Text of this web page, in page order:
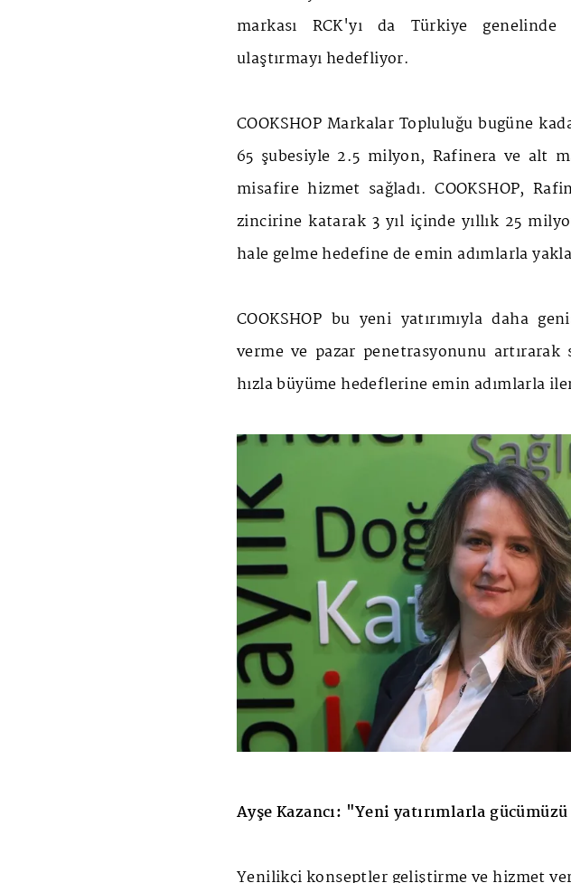
markası RCK'yı da Türkiye
ulaştırmayı hedefliyor.
COOKSHOP Markalar Topluluğu bugüne
65 şubesiyle 2.5 milyon, Rafinera ve alt
misafire hizmet sağladı. COOKSHOP,
zincirine katarak 3 yıl içinde yıllık 25
hale gelme hedefine de emin adımlarla
COOKSHOP bu yeni yatırımıyla daha
verme ve pazar penetrasyonunu
hızla büyüme hedeflerine emin adımlarla
Ayşe Kazancı: "Yeni yatırımlarla